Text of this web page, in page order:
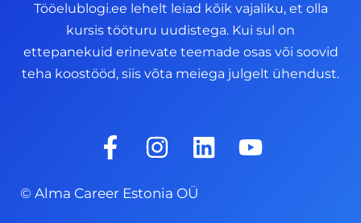
Tööelublogi.ee lehelt leiad kõik vajaliku, et olla
kursis tööturu uudistega. Kui sul on
ettepanekuid erinevate teemade osas või soovid
teha koostööd, siis võta meiega julgelt ühendust.
F
a
e
I
n
s
t
L
i
Y
o
© Alma Career Estonia OÜ